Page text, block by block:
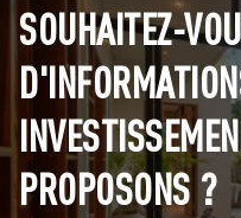
SOUHAITEZ-
PROPOSONS ?